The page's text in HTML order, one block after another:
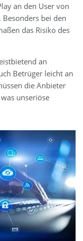
an den User von
bei den
das Risiko des
an
Betrüger leicht an
die Anbieter
unseriöse